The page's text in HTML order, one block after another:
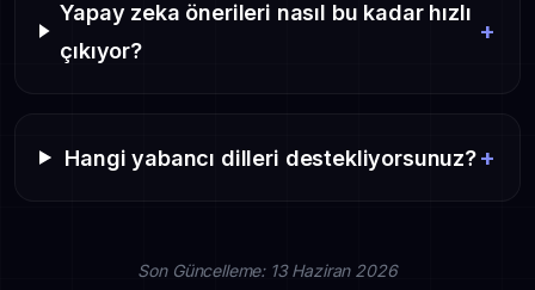
Yapay zeka önerileri nasıl bu kadar hızlı
çıkıyor?
+
Hangi yabancı dilleri destekliyorsunuz? +
Son Güncelleme: 13 Haziran 2026